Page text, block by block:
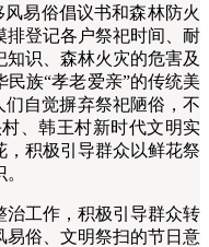
易俗倡议书和森林防火
排登记各户祭祀时间、耐
识、森林火灾的危害及
族“孝老爱亲”的传统美
们自觉摒弃祭祀陋俗，不
、韩王村新时代文明实
，积极引导群众以鲜花祭
工作，积极引导群众转
易俗、文明祭扫的节日意